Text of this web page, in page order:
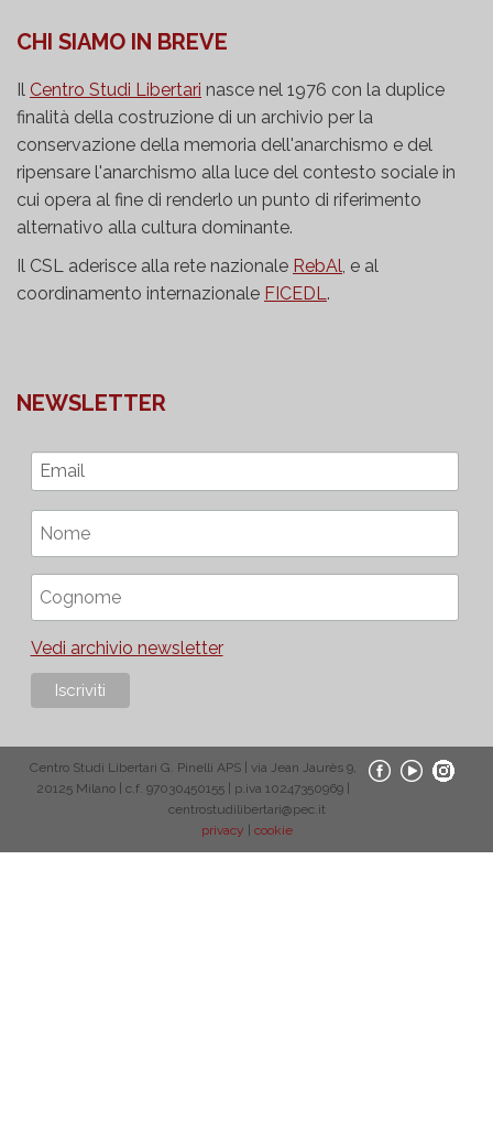
CHI SIAMO IN BREVE
Il Centro Studi Libertari nasce nel 1976 con la duplice
finalità della costruzione di un archivio per la
conservazione della memoria dell'anarchismo e del
ripensare l'anarchismo alla luce del contesto sociale in
cui opera al fine di renderlo un punto di riferimento
alternativo alla cultura dominante.
Il CSL aderisce alla rete nazionale RebAl , e al
coordinamento internazionale FICEDL .
NEWSLETTER
Vedi archivio newsletter
Centro Studi Libertari G. Pinelli APS | via Jean Jaurès 9,
20125 Milano | c.f. 97030450155 | p.iva 10247350969 |
centrostudilibertari@pec.it
privacy
cookie